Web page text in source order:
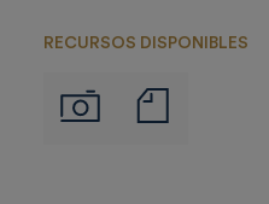
RECURSOS DISPONIBLES
Imágenes
de